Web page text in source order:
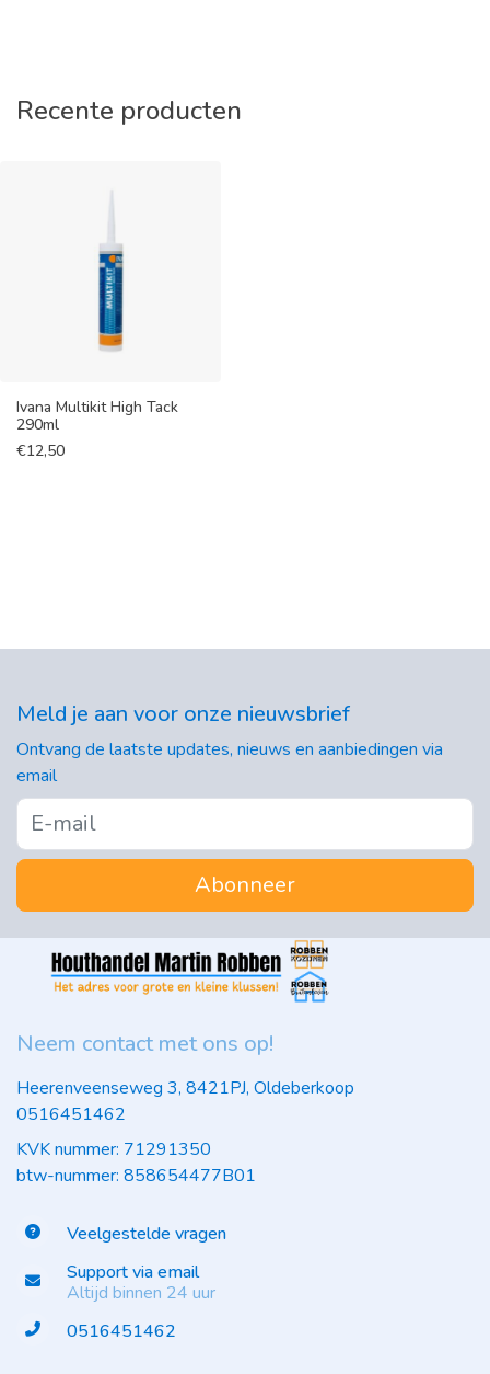
Recente producten
Ivana Multikit High Tack
290ml
€12,50
Meld je aan voor onze nieuwsbrief
Ontvang de laatste updates, nieuws en aanbiedingen via
email
Abonneer
Neem contact met ons op!
Heerenveenseweg 3, 8421PJ, Oldeberkoop
0516451462
KVK nummer: 71291350
btw-nummer: 858654477B01
Veelgestelde vragen
Support via email
Altijd binnen 24 uur
0516451462